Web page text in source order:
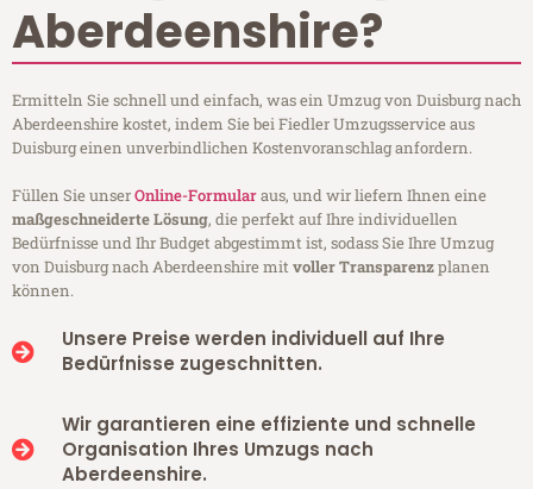
Aberdeenshire?
Ermitteln Sie schnell und einfach, was ein Umzug von Duisburg nach
Aberdeenshire kostet, indem Sie bei Fiedler Umzugsservice aus
Duisburg einen unverbindlichen Kostenvoranschlag anfordern.
Füllen Sie unserOnline-Formularaus, und wir liefern Ihnen eine
maßgeschneiderte Lösung, die perfekt auf Ihre individuellen
Bedürfnisse und Ihr Budget abgestimmt ist, sodass Sie Ihre Umzug
von Duisburg nach Aberdeenshire mitvoller Transparenzplanen
können.
Unsere Preise werden individuell auf Ihre
Bedürfnisse zugeschnitten.
Wir garantieren eine effiziente und schnelle
Organisation Ihres Umzugs nach
Aberdeenshire.